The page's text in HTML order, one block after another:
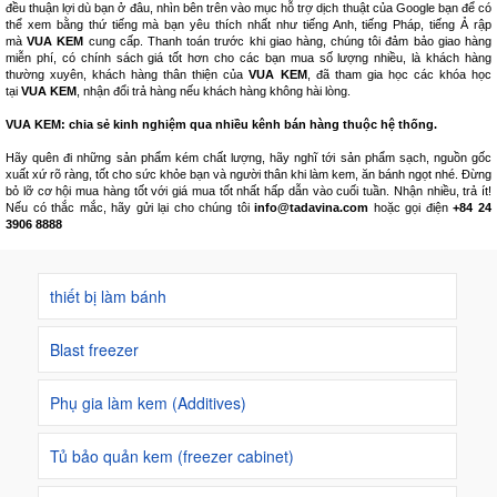
đều thuận lợi dù bạn ở đâu, nhìn bên trên vào mục hỗ trợ dịch thuật của Google bạn để có
thể xem bằng thứ tiếng mà bạn yêu thích nhất như tiếng Anh, tiếng Pháp, tiếng Ả rập
màVUA KEM cung cấp. Thanh toán trước khi giao hàng, chúng tôi đảm bảo giao hàng
miễn phí, có chính sách giá tốt hơn cho các bạn mua số lượng nhiều, là khách hàng
thường xuyên, khách hàng thân thiện củaVUA KEM, đã tham gia học các khóa học
tại VUA KEM , nhận đổi trả hàng nếu khách hàng không hài lòng.
VUA KEM: chia sẻ kinh nghiệm qua nhiều kênh bán hàng thuộc hệ thống.
Hãy quên đi những sản phẩm kém chất lượng, hãy nghĩ tới sản phẩm sạch, nguồn gốc
xuất xứ rõ ràng, tốt cho sức khỏe bạn và người thân khi làm kem, ăn bánh ngọt nhé. Đừng
bỏ lỡ cơ hội mua hàng tốt với giá mua tốt nhất hấp dẫn vào cuối tuần. Nhận nhiều, trả ít!
Nếu có thắc mắc, hãy gửi lại cho chúng tôiinfo@tadavina.com hoặc gọi điện+84 24
3906 8888
thiết bị làm bánh
Blast freezer
Phụ gia làm kem (Additives)
Tủ bảo quản kem (freezer cabinet)